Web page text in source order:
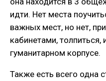
идти. Нет места
важных мест, но нет,
кабинетами, толпиться,
гуманитарном корпусе.
Также есть всего одна